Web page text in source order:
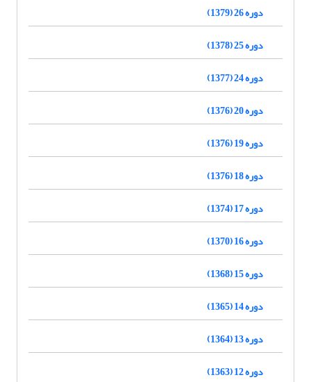
دوره 26 (1379)
دوره 25 (1378)
دوره 24 (1377)
دوره 20 (1376)
دوره 19 (1376)
دوره 18 (1376)
دوره 17 (1374)
دوره 16 (1370)
دوره 15 (1368)
دوره 14 (1365)
دوره 13 (1364)
دوره 12 (1363)